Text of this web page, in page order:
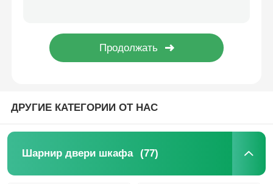
Слайд для бегущего в ящике
Шкаф организация
Кронштейн для подвешивания шкафа
ДРУГИЕ КАТЕГОРИИ ОТ НАС
Шарнир двери шкафа (77)